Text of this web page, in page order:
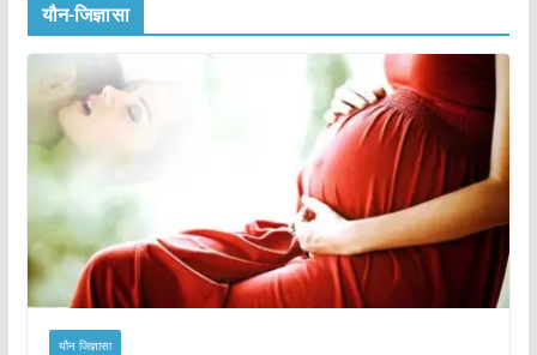
यौन-जिज्ञासा
यौन जिज्ञासा